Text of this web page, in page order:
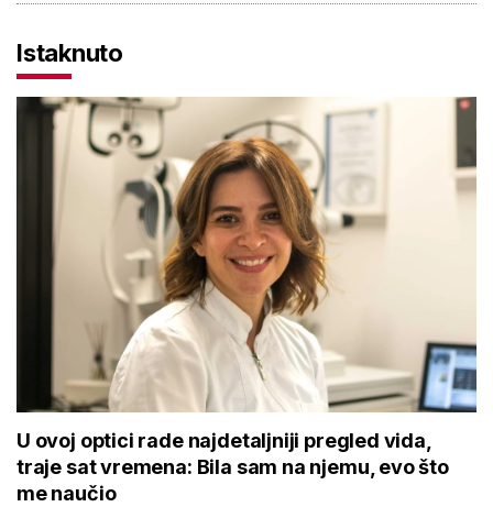
Istaknuto
U ovoj optici rade najdetaljniji pregled vida,
traje sat vremena: Bila sam na njemu, evo što
me naučio